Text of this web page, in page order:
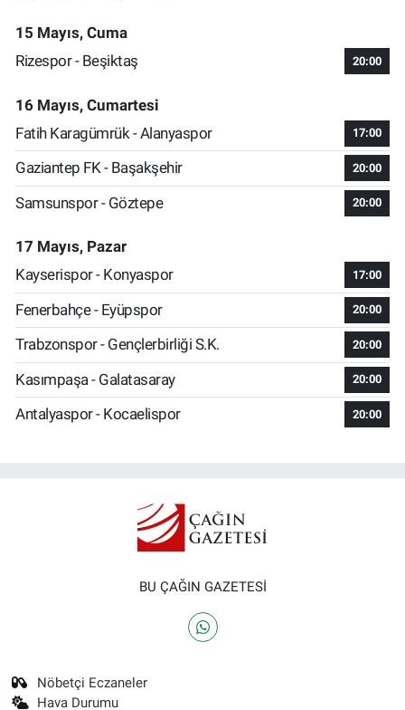
15 Mayıs, Cuma
Rizespor - Beşiktaş
20:00
16 Mayıs, Cumartesi
Fatih Karagümrük - Alanyaspor
17:00
Gaziantep FK - Başakşehir 20:00
Samsunspor - Göztepe 20:00
17 Mayıs, Pazar
Kayserispor - Konyaspor
17:00
Fenerbahçe - Eyüpspor 20:00
Trabzonspor - Gençlerbirliği S.K. 20:00
Kasımpaşa - Galatasaray 20:00
Antalyaspor - Kocaelispor 20:00
BU ÇAĞIN GAZETESİ
Nöbetçi Eczaneler
Hava Durumu